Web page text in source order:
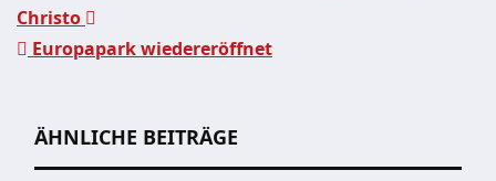
Beitragsnavigation
Christo
Europapark wiedereröffnet
ÄHNLICHE BEITRÄGE